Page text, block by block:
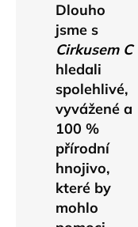
Dlouho
jsme s
Cirkusem C
hledali
spolehlivé,
vyvážené a
100 %
přírodní
hnojivo,
které by
mohlo